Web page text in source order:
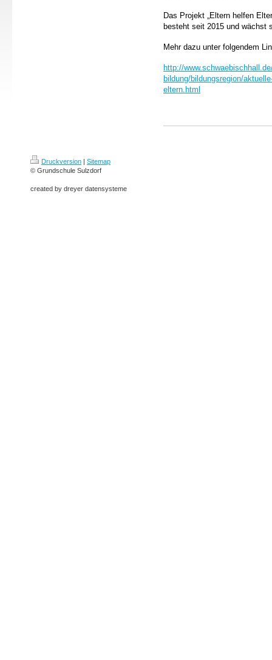
Das Projekt „Eltern helfen
besteht seit 2015 und wächst
Mehr dazu unter folgendem
http://
bildung/bildungsregion/
eltern.html
Druckversion | Sitemap
© Grundschule Sulzdorf
created by dreyer datensysteme